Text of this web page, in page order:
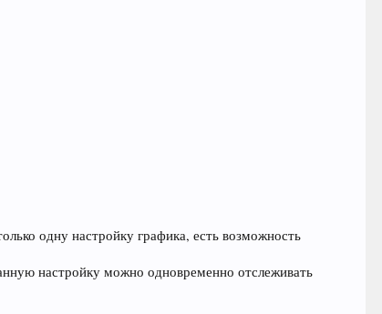
одну настройку графика, есть возможность
настройку можно одновременно отслеживать